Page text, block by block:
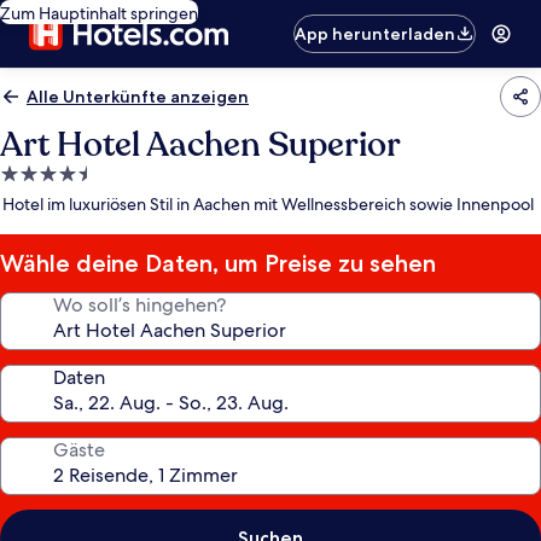
Zum Hauptinhalt springen
App herunterladen
Alle Unterkünfte anzeigen
Art Hotel Aachen Superior
4.5-
Sterne-
Hotel im luxuriösen Stil in Aachen mit Wellnessbereich sowie Innenpool
Wähle deine Daten, um Preise zu sehen
Wo soll’s hingehen?
Daten
Gäste